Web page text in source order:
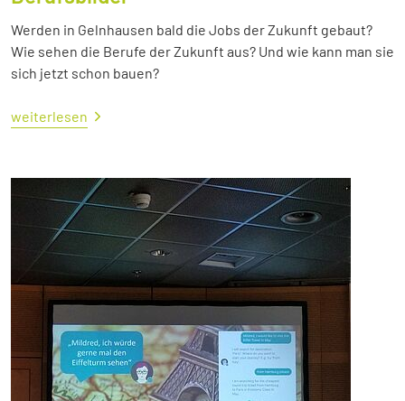
Werden in Gelnhausen bald die Jobs der Zukunft gebaut?
Wie sehen die Berufe der Zukunft aus? Und wie kann man sie
sich jetzt schon bauen?
weiterlesen